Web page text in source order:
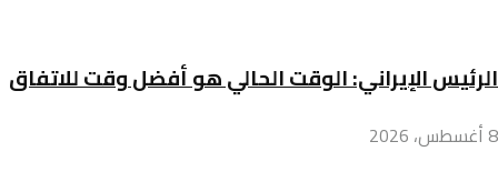
الرئيس الإيراني: الوقت الحالي هو أفضل وقت للاتفاق
8 أغسطس، 2026